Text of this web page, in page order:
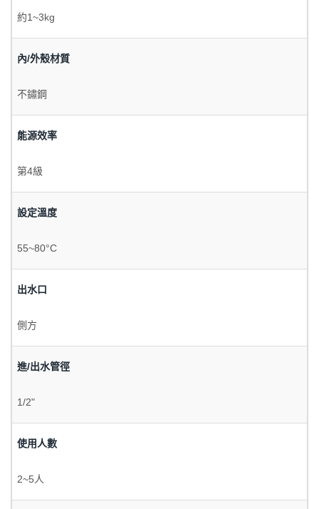
約1~3kg
內/外殼材質
不鏽鋼
能源效率
第4級
設定溫度
55~80°C
出水口
側方
進/出水管徑
1/2"
使用人數
2~5人